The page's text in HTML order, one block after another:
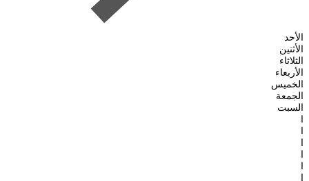
الأحد
الأثنين
الثلاثاء
الأربعاء
الخميس
الجمعة
السبت